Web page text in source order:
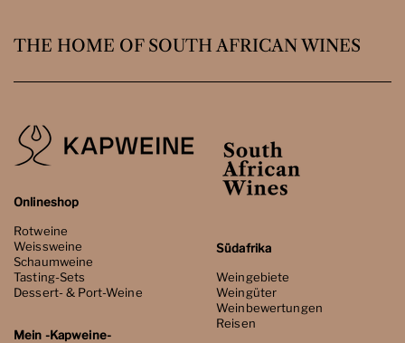
THE HOME OF SOUTH AFRICAN WINES
Onlineshop
Rotweine
Weissweine
Schaumweine
Tasting-Sets
Dessert- & Port-Weine
Mein -Kapweine-
Südafrika
Weingebiete
Weingüter
Weinbewertungen
Reisen